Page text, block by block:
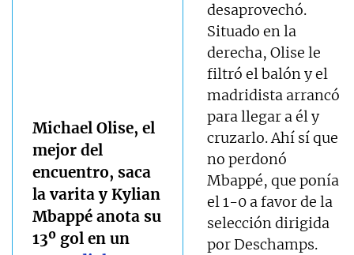
Michael Olise, el
mejor del
encuentro, saca
la varita y Kylian
Mbappé anota su
13º gol en un
desaprovechó.
Situado en la
derecha, Olise le
filtró el balón y el
madridista arrancó
para llegar a él y
cruzarlo. Ahí sí que
no perdonó
Mbappé, que ponía
el 1-0 a favor de la
selección dirigida
por Deschamps.